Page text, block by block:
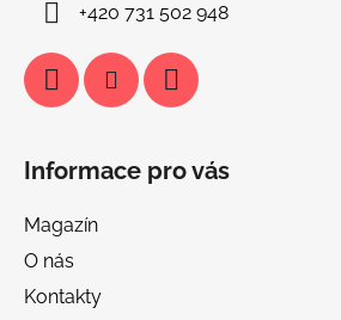
+420 731 502 948
Informace pro vás
Magazín
O nás
Kontakty